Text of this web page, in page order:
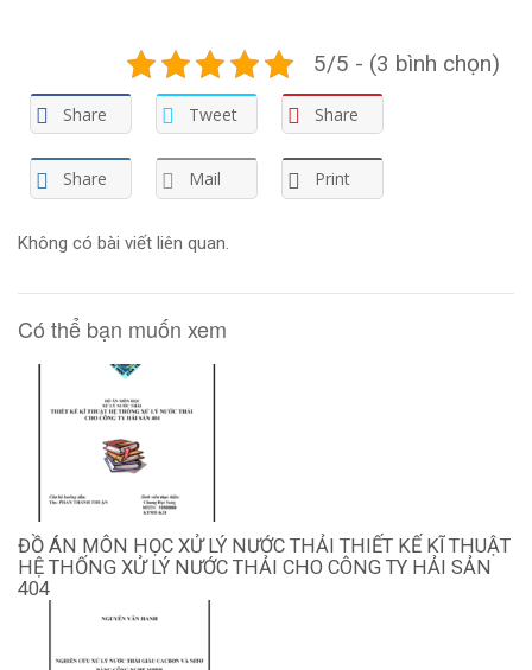
5/5 - (3 bình chọn)
Share Tweet Share
Share Mail Print
Không có bài viết liên quan.
Có thể bạn muốn xem
ĐỒ ÁN MÔN HỌC XỬ LÝ NƯỚC THẢI THIẾT KẾ KĨ THUẬT
HỆ THỐNG XỬ LÝ NƯỚC THẢI CHO CÔNG TY HẢI SẢN
404